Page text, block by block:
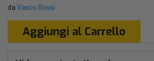
da Vasco Rossi
Aggiungi al Carrello